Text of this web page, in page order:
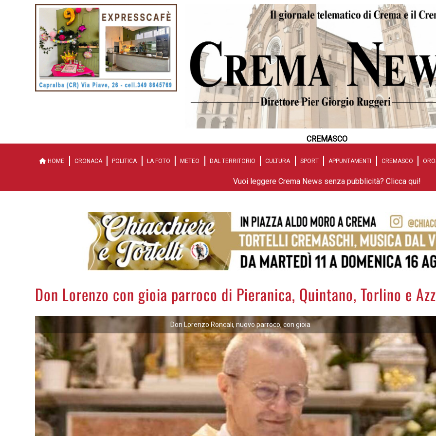
CREMASCO
HOME CRONACA POLITICA LA FOTO METEO DAL TERRITORIO CULTURA SPORT APPUNTAMENTI CREMASCO
Vuoi leggere Crema News senza pubblicità? Clicca qui!
Don Lorenzo con gioia parroco di Pieranica, Quintano, Torlino e
Don Lorenzo Roncali, nuovo parroco, con gioia